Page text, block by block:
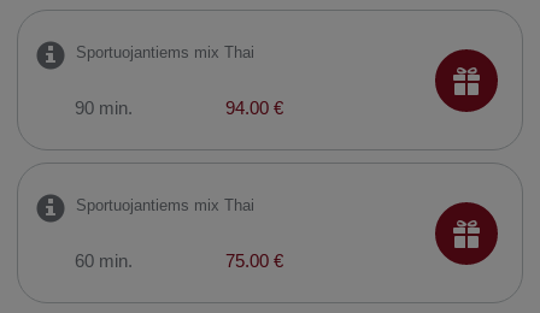
Sportuojantiems mix Thai
90 min. 94.00 €
Sportuojantiems mix Thai
60 min. 75.00 €